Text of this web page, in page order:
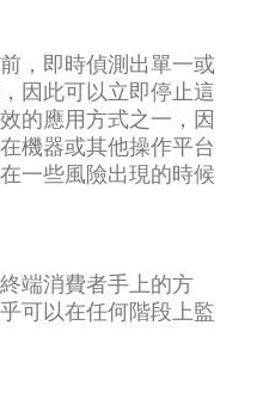
，即時偵測出單一或
因此可以立即停止這
的應用方式之一，因
機器或其他操作平台
一些風險出現的時候
端消費者手上的方
可以在任何階段上監